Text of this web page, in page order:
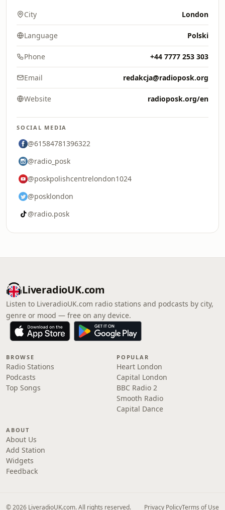
City London
Language Polski
Phone +44 7777 253 303
Email redakcja@radioposk.org
Website radioposk.org/en
SOCIAL MEDIA
@61584781396322
@radio_posk
@poskpolishcentrelondon1024
@posklondon
@radio.posk
LiveradioUK.com
Listen to LiveradioUK.com radio stations and podcasts by city,
genre or mood — free on any device.
BROWSE
Radio Stations
Podcasts
Top Songs
POPULAR
Heart London
Capital London
BBC Radio 2
Smooth Radio
Capital Dance
ABOUT
About Us
Add Station
Widgets
Feedback
© 2026 LiveradioUK.com. All rights reserved. Privacy PolicyTerms of Use